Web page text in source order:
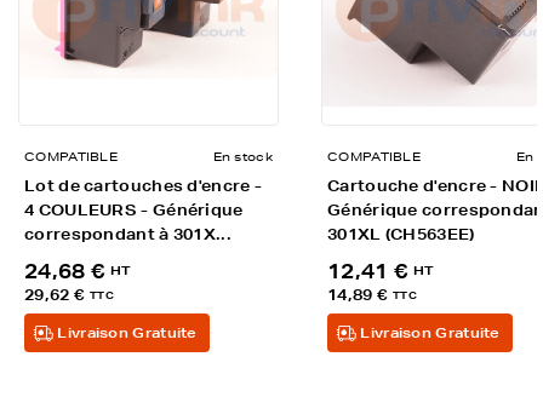
COMPATIBLE En stock
Lot de cartouches d'encre -
4 COULEURS - Générique
correspondant à 301X...
24,68 € HT
29,62 € TTC
Livraison Gratuite
COMPATIBLE En
Cartouche d'encre -
Générique
301XL (CH563EE)
12,41 € HT
14,89 € TTC
Livraison Gratuite